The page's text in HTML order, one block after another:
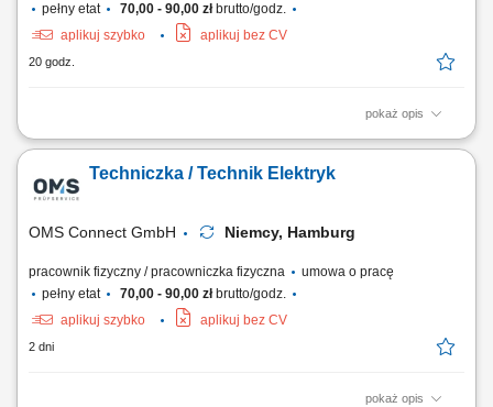
pełny etat
70,00 - 90,00 złbrutto/godz.
aplikuj szybko
aplikuj bez CV
20 godz.
pokaż opis
Twoje zadania jako Technik Elektryk/ Elektronik/ Mechatronik/
kable; Wykonywanie podstawowych pomiarów przy użyciu miernika;
Dojazd do klienta z biura firmy samochodem służbowym; Twoje
Techniczka / Technik Elektryk
OMS Connect GmbH Niemcy, Hamburg
pracownik fizyczny / pracowniczka fizyczna
umowa o pracę
pełny etat
70,00 - 90,00 złbrutto/godz.
aplikuj szybko
aplikuj bez CV
2 dni
pokaż opis